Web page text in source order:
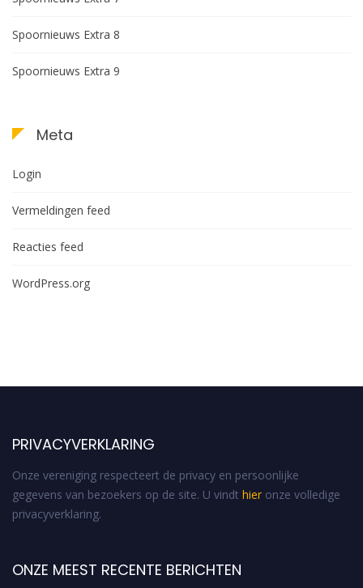
Spoornieuws Extra 8
Spoornieuws Extra 9
Meta
Login
Vermeldingen feed
Reacties feed
WordPress.org
PRIVACYVERKLARING
Onze vereniging respecteert de privacy en persoonlijke
gegevens van bezoekers op de site. U vindt hier onze volledige
privacyverklaring.
ONZE MEEST RECENTE BERICHTEN